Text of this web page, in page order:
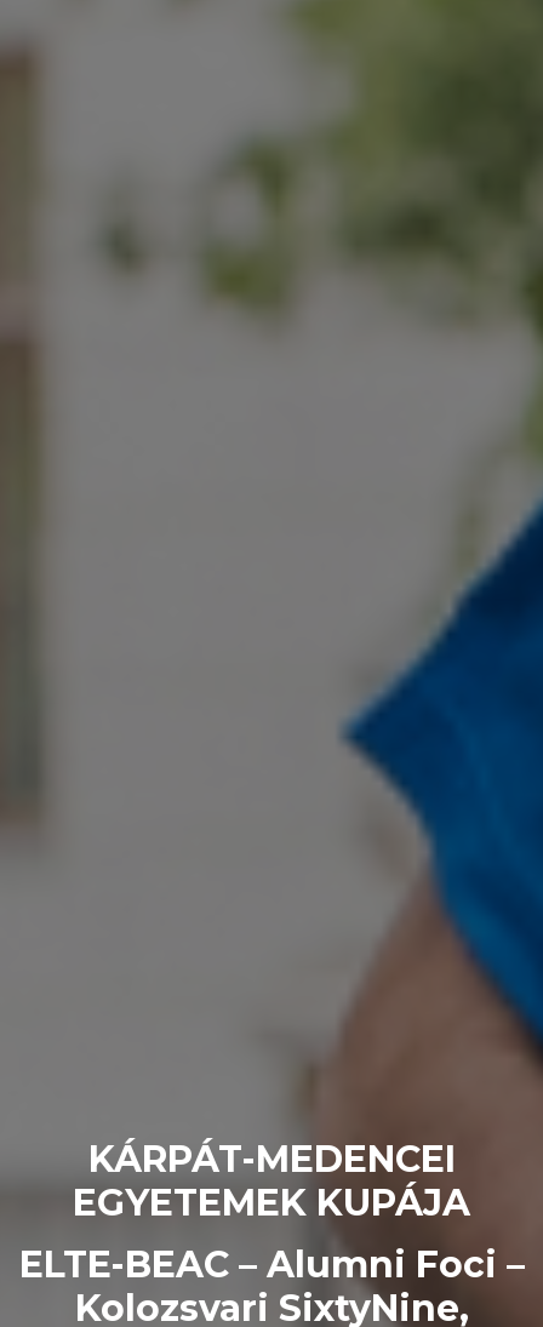
KÁRPÁT-MEDENCEI
EGYETEMEK KUPÁJA
ELTE-BEAC – Alumni Foci –
Kolozsvari SixtyNine,